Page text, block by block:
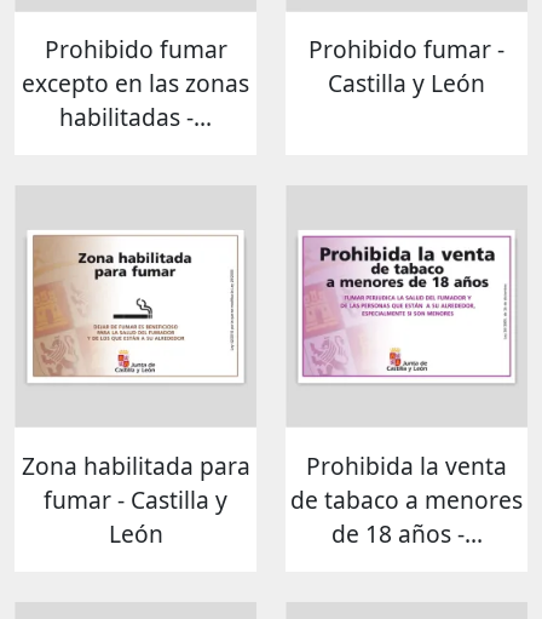
Prohibido fumar
excepto en las zonas
habilitadas -...
Prohibido fumar -
Castilla y León
Zona habilitada para
fumar - Castilla y
León
Prohibida la venta
de tabaco a menores
de 18 años -...